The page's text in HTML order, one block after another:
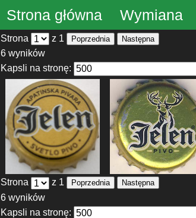
Strona główna Wymiana
Strona z 1 Poprzednia Następna
6 wyników
Kapsli na stronę:
Strona z 1 Poprzednia Następna
6 wyników
Kapsli na stronę: